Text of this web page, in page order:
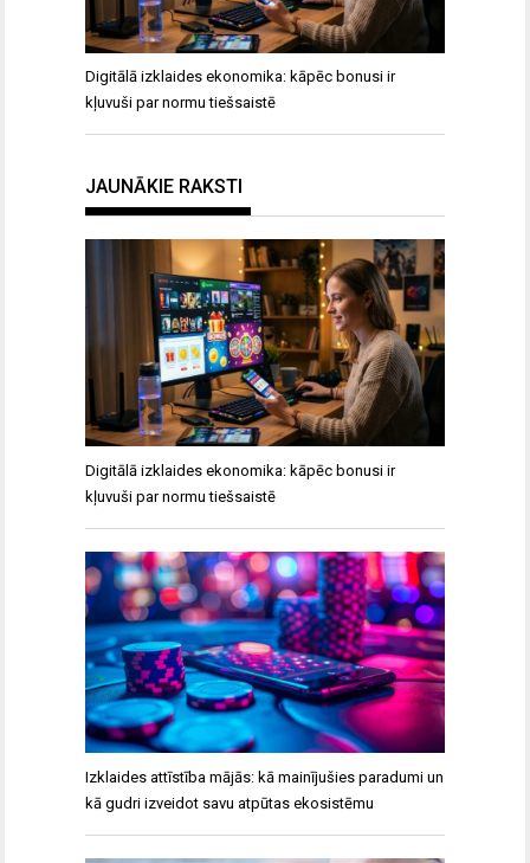
Digitālā izklaides ekonomika: kāpēc bonusi ir
kļuvuši par normu tiešsaistē
JAUNĀKIE RAKSTI
Digitālā izklaides ekonomika: kāpēc bonusi ir
kļuvuši par normu tiešsaistē
Izklaides attīstība mājās: kā mainījušies paradumi un
kā gudri izveidot savu atpūtas ekosistēmu